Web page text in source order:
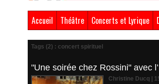
Accueil Théâtre Concerts et Lyrique
Tags (2) : concert spirituel
"Une soirée chez Rossini" avec
Christine Ducq |